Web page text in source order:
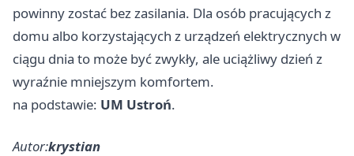
powinny zostać bez zasilania. Dla osób pracujących z
domu albo korzystających z urządzeń elektrycznych w
ciągu dnia to może być zwykły, ale uciążliwy dzień z
wyraźnie mniejszym komfortem.
na podstawie: UM Ustroń.
Autor:krystian